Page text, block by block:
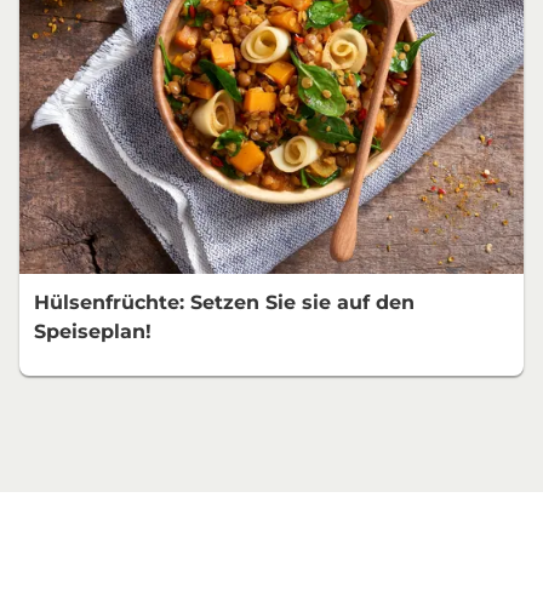
Hülsenfrüchte: Setzen Sie sie auf den
Speiseplan!